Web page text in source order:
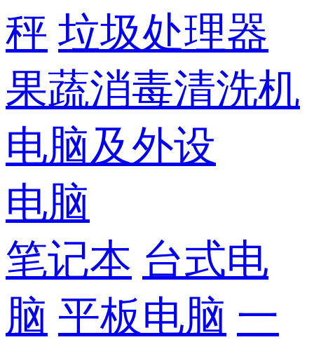
秤 垃圾处理器
果蔬消毒清洗机
电脑及外设
电脑
笔记本 台式电
脑 平板电脑 一